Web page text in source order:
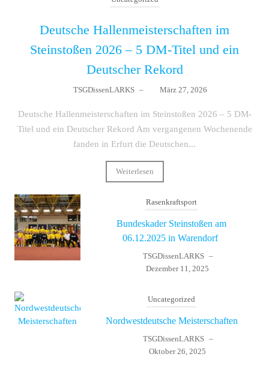
Deutsche Hallenmeisterschaften im
Steinstoßen 2026 – 5 DM-Titel und ein
Deutscher Rekord
TSGDissenLARKS – März 27, 2026
Deutsche Hallenmeisterschaften im Steinstoßen 2026 – 5 DM-
Titel und ein Deutscher Rekord Am vergangenen Wochenende
fanden in Erfurt die Deutschen...
Weiterlesen
Rasenkraftsport
Bundeskader Steinstoßen am
06.12.2025 in Warendorf
TSGDissenLARKS –
Dezember 11, 2025
Uncategorized
Nordwestdeutsche Meisterschaften
TSGDissenLARKS –
Oktober 26, 2025